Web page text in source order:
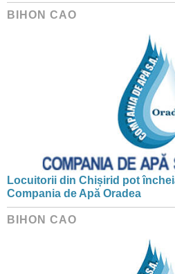
BIHON CAO
Locuitorii din Chișirid pot
Compania de Apă Oradea
BIHON CAO